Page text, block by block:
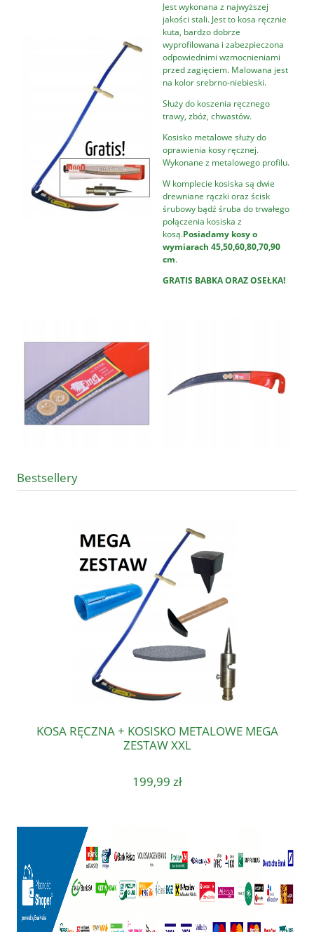
Jest wykonana z najwyższej
jakości stali. Jest to kosa ręcznie
kuta, bardzo dobrze
wyprofilowana i zabezpieczona
odpowiednimi wzmocnieniami
przed zagięciem. Malowana jest
na kolor srebrno-niebieski.
Służy do koszenia ręcznego
trawy, zbóż, chwastów.
Kosisko metalowe służy do
oprawienia kosy ręcznej.
Wykonane z metalowego profilu.
W komplecie kosiska są dwie
drewniane rączki oraz ścisk
śrubowy bądź śruba do trwałego
połączenia kosiska z
kosą.Posiadamy kosy o
wymiarach 45,50,60,80,70,90
cm.
GRATIS BABKA ORAZ OSEŁKA!
Bestsellery
KOSA RĘCZNA + KOSISKO METALOWE MEGA
ZESTAW XXL
199,99 zł